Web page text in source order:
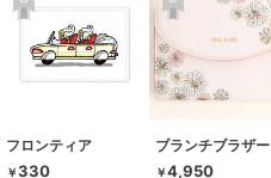
フロンティア
￥330
ブランチブラザー
￥4,950